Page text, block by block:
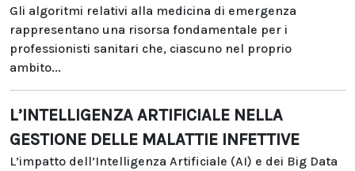
Gli algoritmi relativi alla medicina di emergenza
rappresentano una risorsa fondamentale per i
professionisti sanitari che, ciascuno nel proprio
ambito...
L’INTELLIGENZA ARTIFICIALE NELLA
GESTIONE DELLE MALATTIE INFETTIVE
L’impatto dell’Intelligenza Artificiale (AI) e dei Big Data